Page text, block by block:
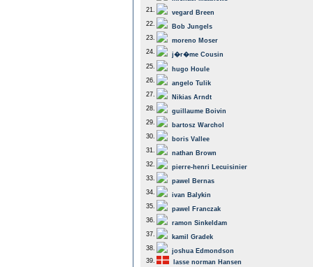
21.
vegard Breen
22.
Bob Jungels
23.
moreno Moser
24.
j�r�me Cousin
25.
hugo Houle
26.
angelo Tulik
27.
Nikias Arndt
28.
guillaume Boivin
29.
bartosz Warchol
30.
boris Vallee
31.
nathan Brown
32.
pierre-henri Lecuisinier
33.
pawel Bernas
34.
ivan Balykin
35.
pawel Franczak
36.
ramon Sinkeldam
37.
kamil Gradek
38.
joshua Edmondson
39.
lasse norman Hansen